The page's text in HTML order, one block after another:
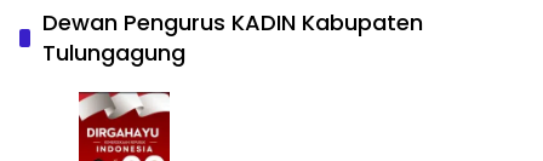
Dewan Pengurus KADIN Kabupaten
Tulungagung